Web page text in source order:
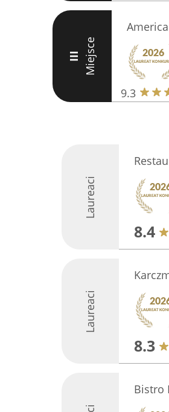
III Miejsce
9.3
Laureaci
8.4
Laureaci
8.3
Bistro